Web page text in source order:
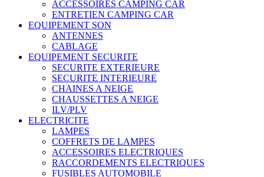
ACCESSOIRES CAMPING CAR
ENTRETIEN CAMPING CAR
EQUIPEMENT SON
ANTENNES
CABLAGE
EQUIPEMENT SECURITE
SECURITE EXTERIEURE
SECURITE INTERIEURE
CHAINES A NEIGE
CHAUSSETTES A NEIGE
ILV/PLV
ELECTRICITE
LAMPES
COFFRETS DE LAMPES
ACCESSOIRES ELECTRIQUES
RACCORDEMENTS ELECTRIQUES
FUSIBLES AUTOMOBILE